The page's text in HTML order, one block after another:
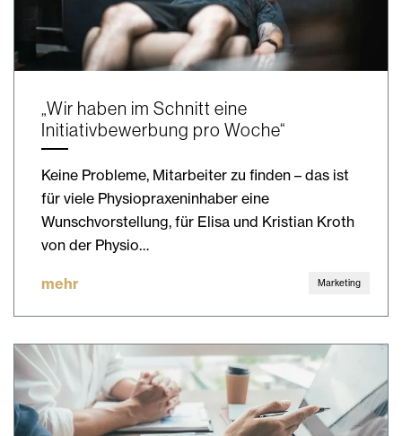
„Wir haben im Schnitt eine
Initiativbewerbung pro Woche“
Keine Probleme, Mitarbeiter zu finden – das ist
für viele Physiopraxeninhaber eine
Wunschvorstellung, für Elisa und Kristian Kroth
von der Physio…
mehr Marketing